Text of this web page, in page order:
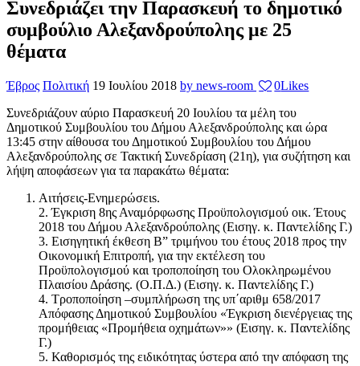
Συνεδριάζει την Παρασκευή το δημοτικό
συμβούλιο Αλεξανδρούπολης με 25
θέματα
Έβρος Πολιτική 19 Ιουλίου 2018 by news-room 0Likes
Συνεδριάζουν αύριο Παρασκευή 20 Ιουλίου τα μέλη του
Δημοτικού Συμβουλίου του Δήμου Αλεξανδρούπολης και ώρα
13:45 στην αίθουσα του Δημοτικού Συμβουλίου του Δήμου
Αλεξανδρούπολης σε Τακτική Συνεδρίαση (21η), για συζήτηση και
λήψη αποφάσεων για τα παρακάτω θέματα:
Αιτήσεις-Ενημερώσειs.
2. Έγκριση 8ης Αναμόρφωσης Προϋπολογισμού οικ. Έτους
2018 του Δήμου Αλεξανδρούπολης (Εισηγ. κ. Παντελίδης Γ.)
3. Εισηγητική έκθεση Β” τριμήνου του έτους 2018 προς την
Οικονομική Επιτροπή, για την εκτέλεση του
Προϋπολογισμού και τροποποίηση του Ολοκληρωμένου
Πλαισίου Δράσης. (Ο.Π.Δ.) (Εισηγ. κ. Παντελίδης Γ.)
4. Τροποποίηση –συμπλήρωση της υπ΄αριθμ 658/2017
Απόφασης Δημοτικού Συμβουλίου «Έγκριση διενέργειας της
προμήθειας «Προμήθεια οχημάτων»» (Εισηγ. κ. Παντελίδης
Γ.)
5. Καθορισμός της ειδικότητας ύστερα από την απόφαση της